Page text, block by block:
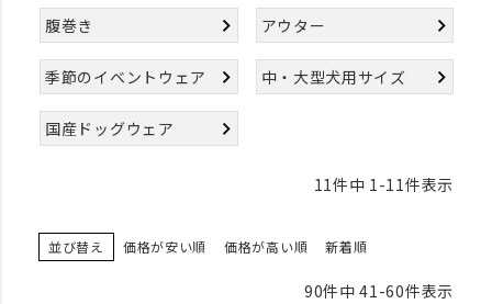
腹巻き アウター
季節のイベントウェア 中・大型犬用サイズ
国産ドッグウェア
11件中 1-11件表示
並び替え 価格が安い順 価格が高い順 新着順
90件中 41-60件表示